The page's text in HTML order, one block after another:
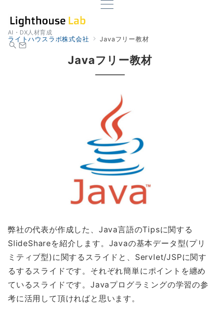
AI・DX人材育成
ライトハウスラボ株式会社 Javaフリー教材
Javaフリー教材
弊社の代表が作成した、Java言語のTipsに関する
SlideShareを紹介します。Javaの基本データ型(プリ
ミティブ型)に関するスライドと、Servlet/JSPに関す
るするスライドです。それぞれ簡単にポイントを纏め
ているスライドです。Javaプログラミングの学習の参
考に活用して頂ければと思います。